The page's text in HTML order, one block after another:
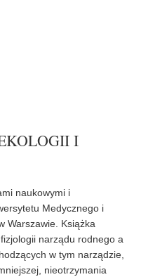
I
naukowymi i
Medycznego i
Warszawie. Książka
narządu rodnego a
w tym narządzie,
nieotrzymania